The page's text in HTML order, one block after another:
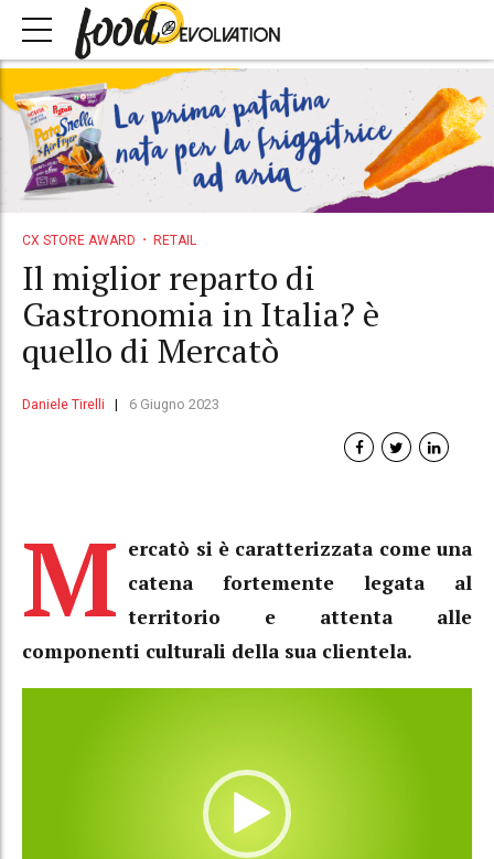
CX STORE AWARD RETAIL
Il miglior reparto di
Gastronomia in Italia? è
quello di Mercatò
Daniele Tirelli 6 Giugno 2023
M ercatò si è caratterizzata come una
catena fortemente legata al
territorio e attenta alle
componenti culturali della sua clientela.